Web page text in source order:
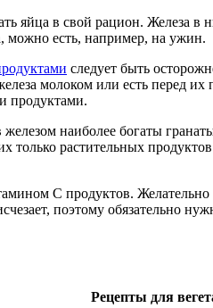
яйца в свой рацион. Железа в
можно есть, например, на ужин.
следует быть
молоком или есть перед их
продуктами.
наиболее богаты
растительных
C продуктов.
поэтому обязательно
Рецепты для